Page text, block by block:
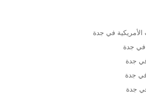
في جدة
في جدة
جدة
جدة
جدة